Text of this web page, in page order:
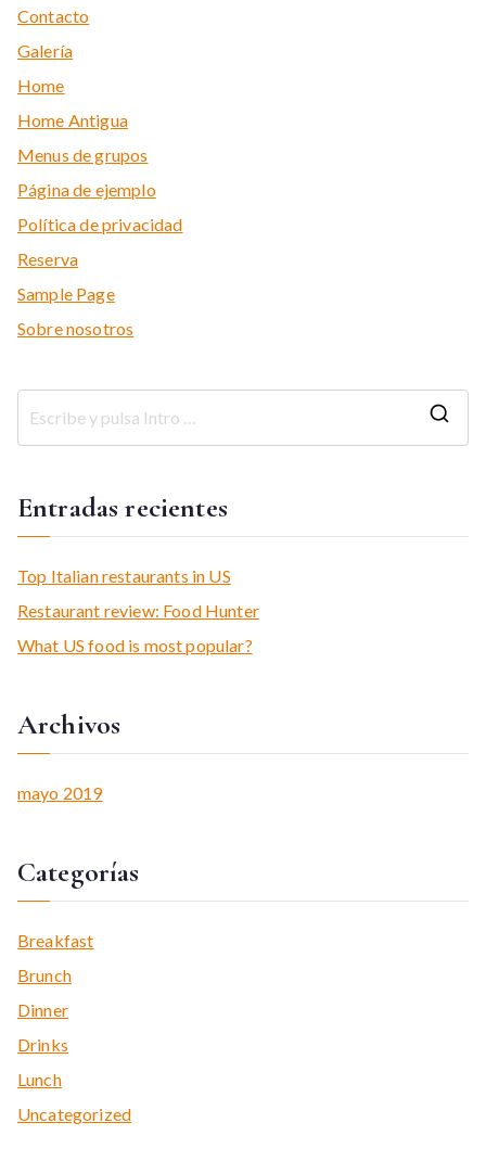
Contacto
Galería
Home
Home Antigua
Menus de grupos
Página de ejemplo
Política de privacidad
Reserva
Sample Page
Sobre nosotros
c
Entradas recientes
Top Italian restaurants in US
Restaurant review: Food Hunter
What US food is most popular?
Archivos
mayo 2019
Categorías
Breakfast
Brunch
Dinner
Drinks
Lunch
Uncategorized